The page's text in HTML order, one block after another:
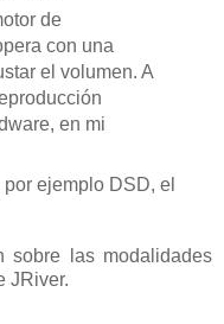
de
con una
el volumen. A
en mi
por ejemplo DSD, el
sobre las modalidades
JRiver.